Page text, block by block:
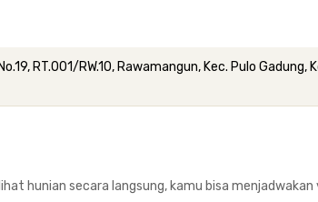
RT.001/RW.10, Rawamangun, Kec. Pulo Gadung,
hunian secara langsung, kamu bisa menjadwakan